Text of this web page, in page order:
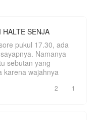
darah tidak sedikit mengiringi
puncak kultivasi.
yang ia harapkan
di masa depan,
kuat dan tegar dalam
di dalam dirinya hingga ia
HALTE SENJA
pukul 17.30, ada
Namanya
sebutan yang
karena wajahnya
2 1